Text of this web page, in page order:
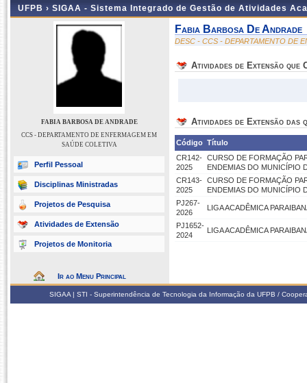
UFPB › SIGAA - Sistema Integrado de Gestão de Atividades
FABIA BARBOSA DE ANDRADE
CCS - DEPARTAMENTO DE ENFERMAGEM EM
SAÚDE COLETIVA
Perfil Pessoal
Disciplinas Ministradas
Projetos de Pesquisa
Atividades de Extensão
Projetos de Monitoria
Ir ao Menu Principal
Fabia Barbosa De Andrade
DESC - CCS - DEPARTAMENTO DE
Atividades de Extensão que
Atividades de Extensão das
Código Título
CR142-
2025
CURSO DE FORMAÇÃO
ENDEMIAS DO MUNICÍPIO
CR143-
2025
CURSO DE FORMAÇÃO
ENDEMIAS DO MUNICÍPIO
PJ267-
2026
LIGA ACADÊMICA
PJ1652-
2024
LIGA ACADÊMICA
SIGAA | STI - Superintendência de Tecnologia da Informação da UFPB /